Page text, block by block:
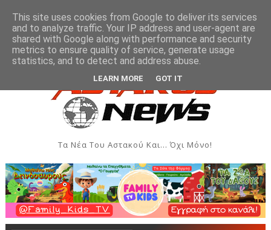
Δημιουργιών του Συλλόγου Γυναικών Αστακού ΠΟΛΙΤΙΣΜΌΣ
Τα Νέα Του Αστακού Και... Όχι Μόνο!
This site uses cookies from Google to deliver its services
and to analyze traffic. Your IP address and user-agent are
shared with Google along with performance and security
metrics to ensure quality of service, generate usage
statistics, and to detect and address abuse.
LEARN MORE GOT IT